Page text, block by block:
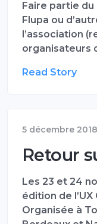
Faire partie du
Flupa ou
l’association
organisateurs
Read Story
5 décembre 2018
Retour
Les 23 et 24
édition de
Organisée à